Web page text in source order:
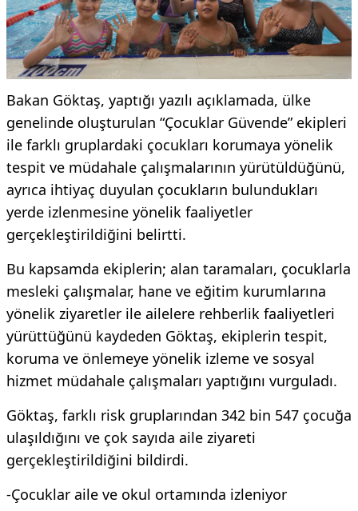
Bakan Göktaş, yaptığı yazılı açıklamada, ülke
genelinde oluşturulan “Çocuklar Güvende” ekipleri
ile farklı gruplardaki çocukları korumaya yönelik
tespit ve müdahale çalışmalarının yürütüldüğünü,
ayrıca ihtiyaç duyulan çocukların bulundukları
yerde izlenmesine yönelik faaliyetler
gerçekleştirildiğini belirtti.
Bu kapsamda ekiplerin; alan taramaları, çocuklarla
mesleki çalışmalar, hane ve eğitim kurumlarına
yönelik ziyaretler ile ailelere rehberlik faaliyetleri
yürüttüğünü kaydeden Göktaş, ekiplerin tespit,
koruma ve önlemeye yönelik izleme ve sosyal
hizmet müdahale çalışmaları yaptığını vurguladı.
Göktaş, farklı risk gruplarından 342 bin 547 çocuğa
ulaşıldığını ve çok sayıda aile ziyareti
gerçekleştirildiğini bildirdi.
-Çocuklar aile ve okul ortamında izleniyor